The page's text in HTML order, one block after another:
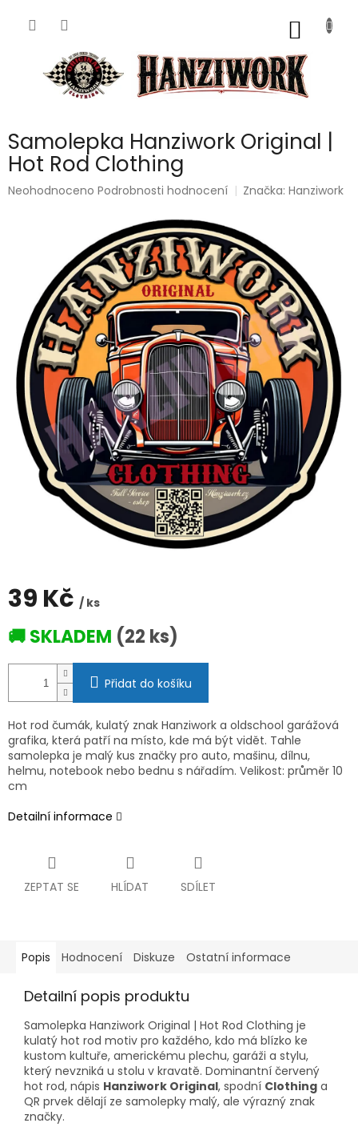
Samolepka Hanziwork Original |
Hot Rod Clothing
Průměrné
hvězdiček.
Neohodnoceno Podrobnosti hodnocení Značka:Hanziwork
39 Kč / ks
Měrná
cena:
🚚 SKLADEM (22 ks)
Přidat do košíku
Hot rod čumák, kulatý znak Hanziwork a oldschool garážová
grafika, která patří na místo, kde má být vidět. Tahle
samolepka je malý kus značky pro auto, mašinu, dílnu,
helmu, notebook nebo bednu s nářadím. Velikost: průměr 10
cm
Detailní informace
ZEPTAT SE HLÍDAT SDÍLET
Popis Hodnocení Diskuze Ostatní informace
Detailní popis produktu
Samolepka Hanziwork Original | Hot Rod Clothing je
kulatý hot rod motiv pro každého, kdo má blízko ke
kustom kultuře, americkému plechu, garáži a stylu,
který nevzniká u stolu v kravatě. Dominantní červený
hot rod, nápis Hanziwork Original, spodní Clothing a
QR prvek dělají ze samolepky malý, ale výrazný znak
značky.